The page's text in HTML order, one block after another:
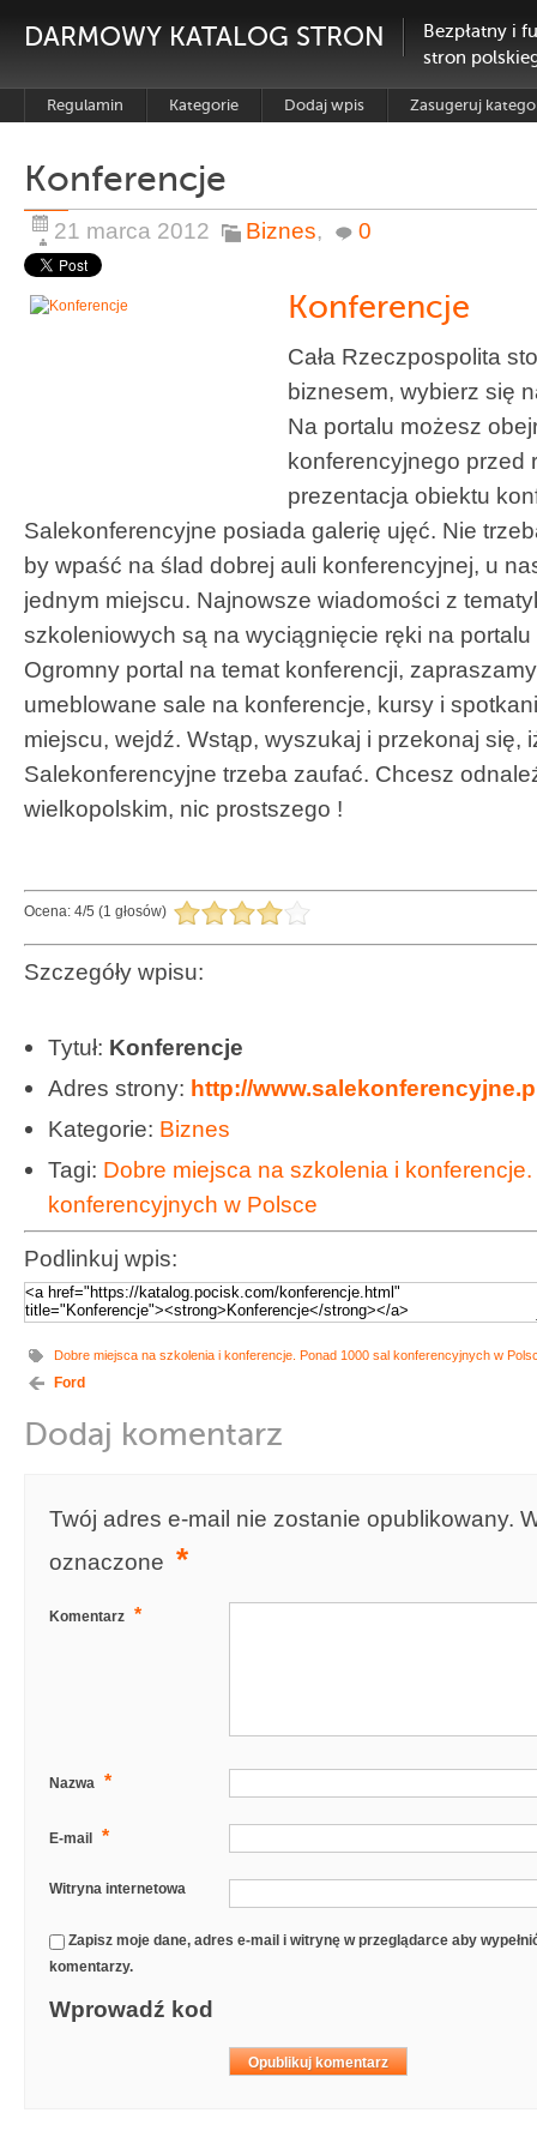
DARMOWY KATALOG STRON
Bezpłatny i
stron
Regulamin Kategorie Dodaj wpis Zasugeruj
Konferencje
21 marca 2012 Biznes, 0
Konferencje
Cała Rzeczpospolita
biznesem, wybierz się
Na portalu możesz
konferencyjnego przed
prezentacja obiektu
Salekonferencyjne posiada galerię ujęć. Nie
by wpaść na ślad dobrej auli konferencyjnej, u
jednym miejscu. Najnowsze wiadomości z
szkoleniowych są na wyciągnięcie ręki na
Ogromny portal na temat konferencji,
umeblowane sale na konferencje, kursy i
miejscu, wejdź. Wstąp, wyszukaj i przekonaj się,
Salekonferencyjne trzeba zaufać. Chcesz
wielkopolskim, nic prostszego !
Ocena: 4/5 (1 głosów)
Szczegóły wpisu:
Tytuł: Konferencje
Adres strony: http://
Kategorie: Biznes
Tagi: Dobre miejsca na szkolenia i
konferencyjnych w Polsce
Podlinkuj wpis:
Dobre miejsca na szkolenia i konferencje. Ponad 1000 sal konferencyjnych w
Ford
Dodaj komentarz
Twój adres e-mail nie zostanie opublikowany.
oznaczone *
Komentarz *
Nazwa *
E-mail *
Witryna internetowa
Zapisz moje dane, adres e-mail i witrynę w przeglądarce aby
komentarzy.
Wprowadź kod